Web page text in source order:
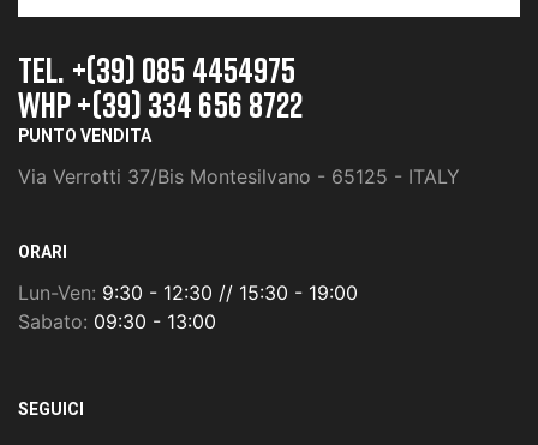
TEL. +(39) 085 4454975
whp +(39) 334 656 8722
PUNTO VENDITA
Via Verrotti 37/Bis Montesilvano - 65125 - ITALY
ORARI
Lun-Ven: 9:30 - 12:30 // 15:30 - 19:00
Sabato: 09:30 - 13:00
SEGUICI